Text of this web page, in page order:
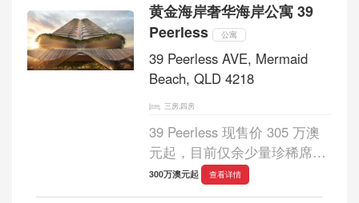
Abedian 的最新力作。秉承 建
筑即艺术 的设计理念，项目不
仅延续其...
黄金海岸奢华海岸公寓 39
Peerless
公寓
39 Peerless AVE, Mermaid
Beach, QLD 4218
三房,四房
39 Peerless 现售价 305 万澳
元起，目前仅余少量珍稀席
位，项目已正式动工，预计于
2027 年中竣工交付。整栋建筑
300万澳元起 查看详情